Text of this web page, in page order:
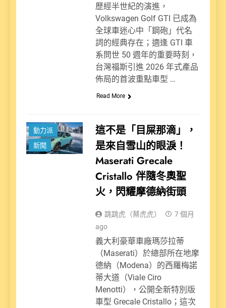
歷經半世紀的演進，
Volkswagen Golf GTI 已成為
全球車迷心中「鋼砲」代名
詞的經典存在；適逢 GTI 車
系問世 50 週年的重要時刻，
台灣福斯引進 2026 年式產品
佈局的首波重點車型 …
Read More
動力派
新聞
這不是「目屎那滴」，
是來自雪山的眼淚！
Maserati Grecale
Cristallo 伴隨冬奧聖
火，閃耀摩德納街頭
跳跳虎（蔡虎虎）
7 個月
ago
義大利豪華車廠瑪莎拉蒂
（Maserati）於總部所在地摩
德納（Modena）的西羅梅諾
蒂大道（Viale Ciro
Menotti），公開全新特別版
車型 Grecale Cristallo；這次